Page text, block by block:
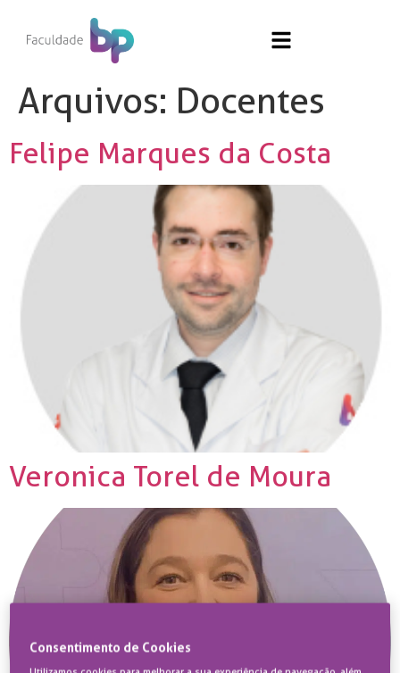
Arquivos: Docentes
Felipe Marques da Costa
Veronica Torel de Moura
Consentimento de Cookies